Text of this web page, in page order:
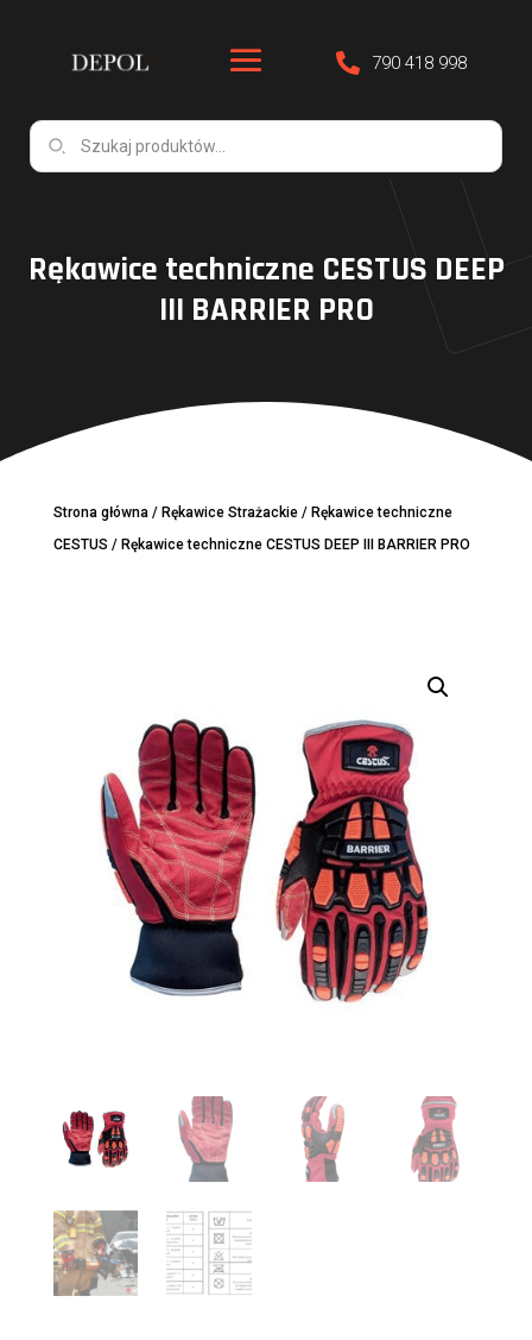
790 418 998
Rękawice techniczne CESTUS DEEP
III BARRIER PRO
Strona główna/ Rękawice Strażackie/ Rękawice techniczne
CESTUS / Rękawice techniczne CESTUS DEEP III BARRIER PRO